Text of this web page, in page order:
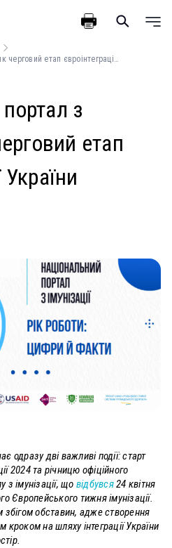
Національний портал з імунізації як черговий етап євроінтеграції України
з
етап
України
одразу дві важливі події: старт
2024 та річницю офіційного
з імунізації, що відбувся24 квітня
Європейського тижня імунізації.
обставин, адже створення
на шляху інтеграції України